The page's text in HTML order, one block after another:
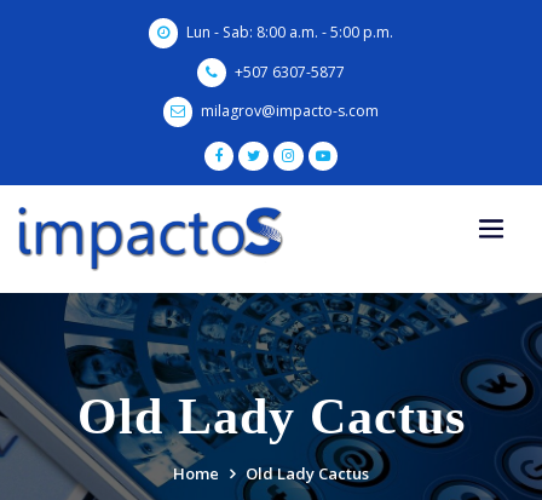
Lun - Sab: 8:00 a.m. - 5:00 p.m.
+507 6307-5877
milagrov@impacto-s.com
Old Lady Cactus
Home Old Lady Cactus